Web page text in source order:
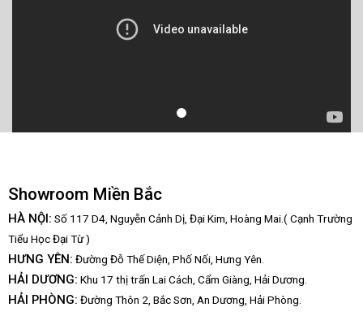
Showroom Miền Bắc
HÀ NỘI: Số 117 D4, Nguyễn Cảnh Dị, Đại Kim, Hoàng Mai.( Cạnh Trường
Tiểu Học Đại Từ )
HƯNG YÊN: Đường Đỗ Thế Diện, Phố Nối, Hưng Yên.
HẢI DƯƠNG: Khu 17 thị trấn Lai Cách, Cẩm Giàng, Hải Dương.
HẢI PHÒNG: Đường Thôn 2, Bắc Sơn, An Dương, Hải Phòng.